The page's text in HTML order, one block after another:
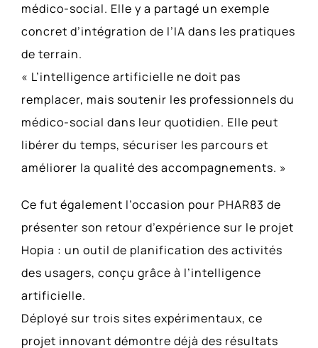
médico-social. Elle y a partagé un exemple
concret d’intégration de l’IA dans les pratiques
de terrain.
« L’intelligence artificielle ne doit pas
remplacer, mais soutenir les professionnels du
médico-social dans leur quotidien. Elle peut
libérer du temps, sécuriser les parcours et
améliorer la qualité des accompagnements. »
Ce fut également l’occasion pour PHAR83 de
présenter son retour d’expérience sur le projet
Hopia : un outil de planification des activités
des usagers, conçu grâce à l’intelligence
artificielle.
Déployé sur trois sites expérimentaux, ce
projet innovant démontre déjà des résultats